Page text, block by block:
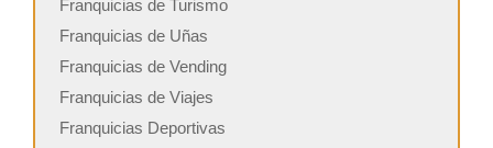
Franquicias de Turismo
Franquicias de Uñas
Franquicias de Vending
Franquicias de Viajes
Franquicias Deportivas